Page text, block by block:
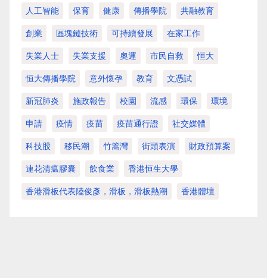
人工智能 保育 健康 傳播學院 共融教育
創業 區塊鏈技術 可持續發展 在家工作
失業人士 失業支援 奧運 市民自救 恒大
恒大傳播學院 意外懷孕 教育 文憑試
新冠肺炎 施政報告 校園 流感 環保 環境
申請 疫情 疫苗 疫苗通行證 社交媒體
科技股 移民潮 竹篙灣 街頭表演 財政預算案
連花清瘟膠囊 飲食業 香港恒生大學
香港滑板代表陸俊彥，滑板，滑板熱潮 香港體壇